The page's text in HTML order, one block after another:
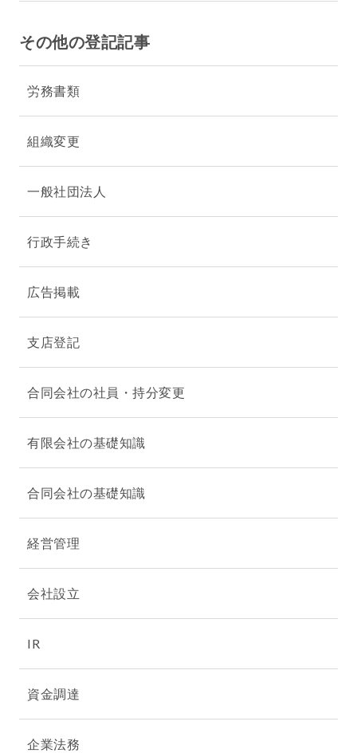
その他の登記記事
労務書類
組織変更
一般社団法人
行政手続き
広告掲載
支店登記
合同会社の社員・持分変更
有限会社の基礎知識
合同会社の基礎知識
経営管理
会社設立
IR
資金調達
企業法務